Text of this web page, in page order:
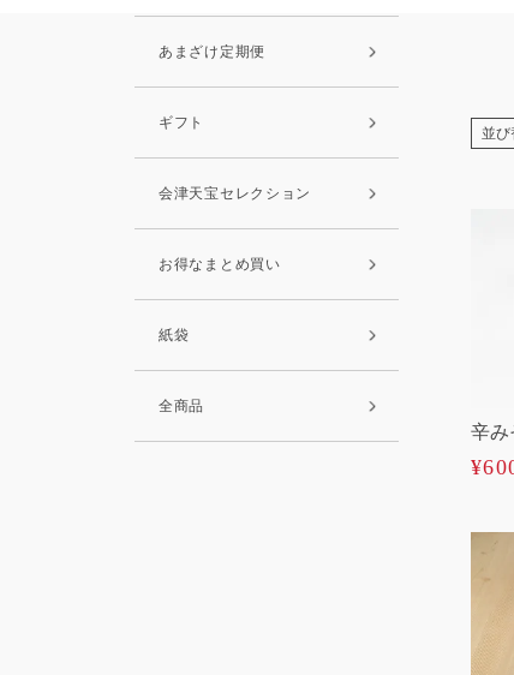
あまざけ定期便
ギフト
会津天宝セレクション
お得なまとめ買い
紙袋
全商品
並び
辛み
¥